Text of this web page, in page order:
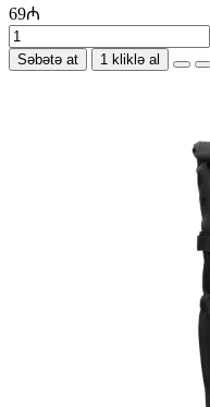
69₼
Səbətə at 1 kliklə al